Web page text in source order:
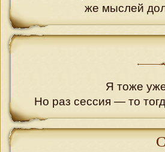
же мыслей
Я тоже
Но раз сессия — то